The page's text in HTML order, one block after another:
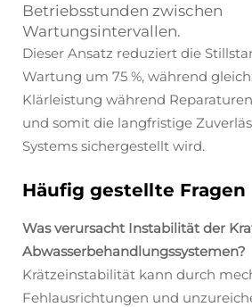
Betriebsstunden zwischen
Wartungsintervallen.
Dieser Ansatz reduziert die
Wartung um 75 %, während
Klärleistung während
und somit die langfristige
Systems sichergestellt wird.
Häufig gestellte Fragen
Was verursacht Instabilität der
Abwasserbehandlungssystemen?
Krätzeinstabilität kann durch
Fehlausrichtungen und